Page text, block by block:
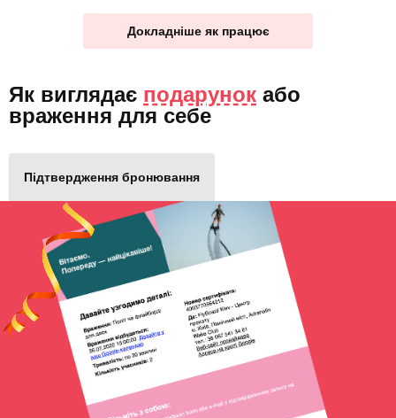
Докладніше як працює
Як виглядає подарунок або
враження для себе
Підтвердження бронювання